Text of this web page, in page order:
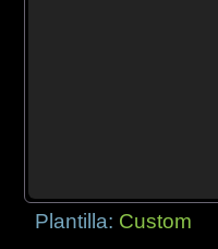
Plantilla: Custom